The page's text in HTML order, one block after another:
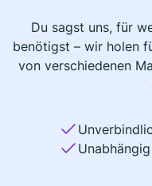
Du sagst uns, für
benötigst – wir holen
von verschiedenen
Unabhängig